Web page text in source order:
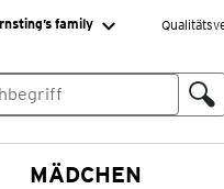
family
MÄDCHEN